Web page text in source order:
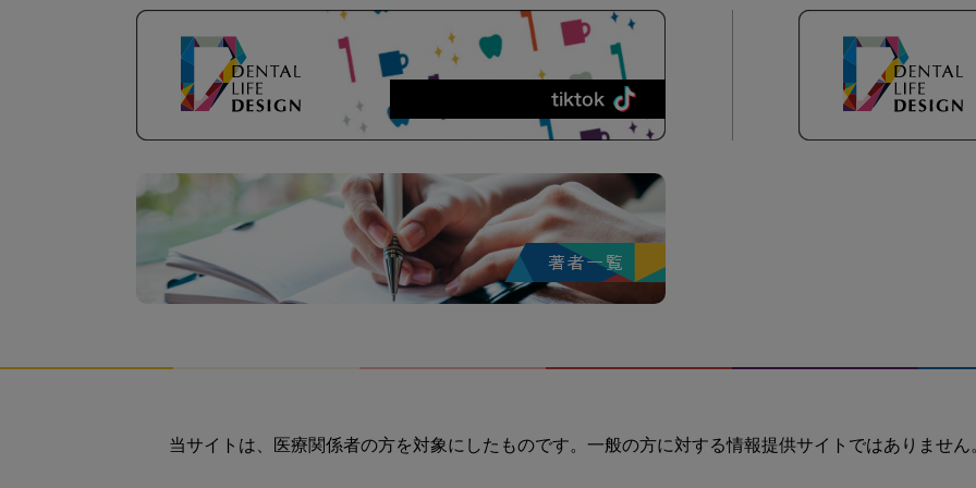
当サイトは、医療関係者の方を対象にしたものです。一般の方に対する情報提供サイトではありません